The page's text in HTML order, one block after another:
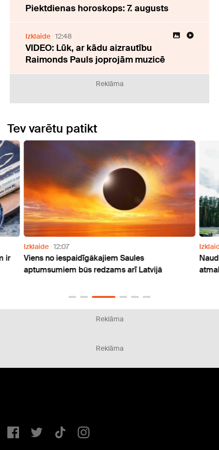
Piektdienas horoskops: 7. augusts
Izklaide 12:48
VIDEO: Lūk, ar kādu aizrautību
Raimonds Pauls joprojām muzicē
Reklāma
Tev varētu patikt
ir
Izklaide 12:07
Viens no iespaidīgākajiem Saules
aptumsumiem būs redzams arī Latvijā
Reklāma
Reklāma